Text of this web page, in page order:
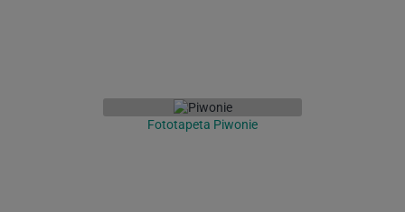
Fototapeta Piwonie